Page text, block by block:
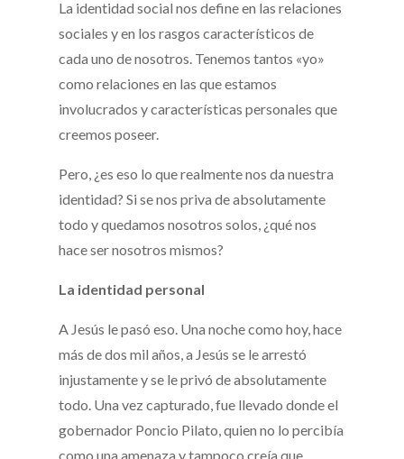
La identidad social nos define en las relaciones
sociales y en los rasgos característicos de
cada uno de nosotros. Tenemos tantos «yo»
como relaciones en las que estamos
involucrados y características personales que
creemos poseer.
Pero, ¿es eso lo que realmente nos da nuestra
identidad? Si se nos priva de absolutamente
todo y quedamos nosotros solos, ¿qué nos
hace ser nosotros mismos?
La identidad personal
A Jesús le pasó eso. Una noche como hoy, hace
más de dos mil años, a Jesús se le arrestó
injustamente y se le privó de absolutamente
todo. Una vez capturado, fue llevado donde el
gobernador Poncio Pilato, quien no lo percibía
como una amenaza y tampoco creía que